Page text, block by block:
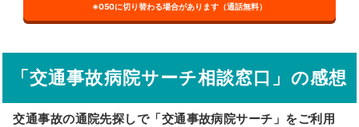
その他の検索方法
駅から探す 院名から探す
※050に切り替わる場合があります（通話無料）
「交通事故病院サーチ相談窓口」の感想
交通事故の通院先探しで「交通事故病院サーチ」をご利用